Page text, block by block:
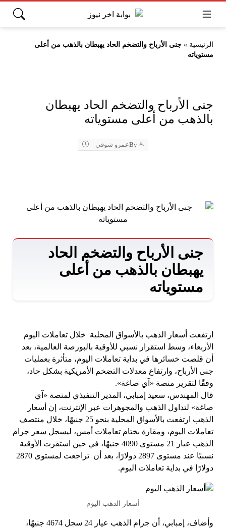
الرئيسية » جنى الأرباح والتضخم الحاد يهبطان بالذهب من أعلى
مستوياته
جنى الأرباح والتضخم الحاد يهبطان
بالذهب من أعلى مستوياته
Byعمرو شوقي
جنى الأرباح والتضخم الحاد
يهبطان بالذهب من أعلى
مستوياته
ارتفعت أسعار الذهب بالأسواق المحلية خلال تعاملات اليوم
الأربعاء، وسط استقرار نسبي للأوقية بالبورصة العالمية، بعد
أن قلصت خسائرها في بداية تعاملات اليوم، متأثرة بعمليات
جنى الأرباح، وارتفاع معدلات التضخم الأمريكية بشكل حاد،
وفقًا لتقرير منصة «آي صاغة».
قال المهندس، سعيد إمبابي، المدير التنفيذي لمنصة «آي
صاغة» لتداول الذهب والمجوهرات عبر الإنترنت، إن أسعار
الذهب ارتفعت بالأسواق المحلية بنحو 25 جنيهًا، خلال منتصف
تعاملات اليوم، ومقارة بختام تعاملات أمس، ليسجل سعر جرام
الذهب عيار 21 مستوى 4090 جنيهًا، في حين استقرت الأوقية
نسبيًا عند مستوى 2897 دولارًا، بعد أن تراجعت لمستوى 2870
دولارًا في بداية تعاملات اليوم.
أسعار الذهب اليوم
وأضاف، إمبابي، أن جرام الذهب عيار 24 سجل 4674 جنيهًا،